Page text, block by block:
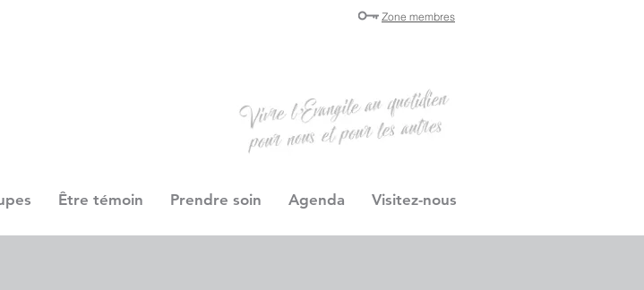
Zone membres
Être témoin Prendre soin Agenda Visitez-nous